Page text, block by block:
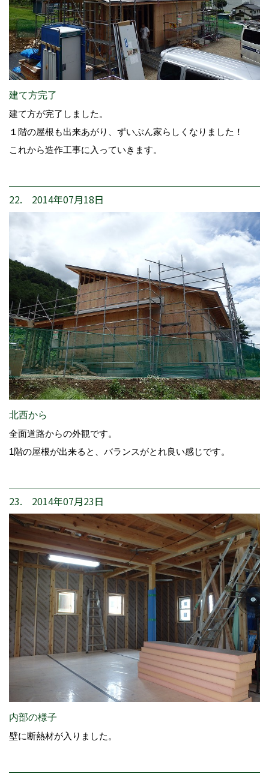
建て方完了
建て方が完了しました。
１階の屋根も出来あがり、ずいぶん家らしくなりました！
これから造作工事に入っていきます。
22. 2014年07月18日
北西から
全面道路からの外観です。
1階の屋根が出来ると、バランスがとれ良い感じです。
23. 2014年07月23日
内部の様子
壁に断熱材が入りました。